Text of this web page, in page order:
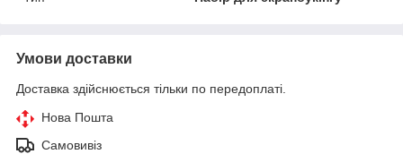
Умови доставки
Доставка здійснюється тільки по передоплаті.
Нова Пошта
Самовивіз